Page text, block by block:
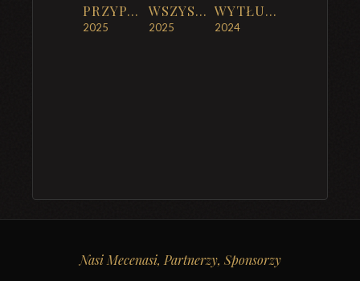
PRZYPADKIEM NAPISAŁAM KSIĄŻKĘ
2025
WSZYSTKO W PORZĄDKU
2025
WYTŁUMACZENIE WSZYSTKIEGO
2024
Nasi Mecenasi, Partnerzy, Sponsorzy